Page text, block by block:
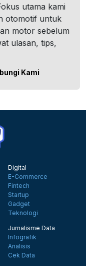
utama kami
otomotif untuk
motor sebelum
ulasan, tips,
Kami
Digital
E-Commerce
Fintech
Startup
Gadget
Teknologi
Jurnalisme Data
Infografik
Analisis
Cek Data